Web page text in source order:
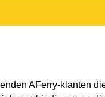
AFerry-klanten